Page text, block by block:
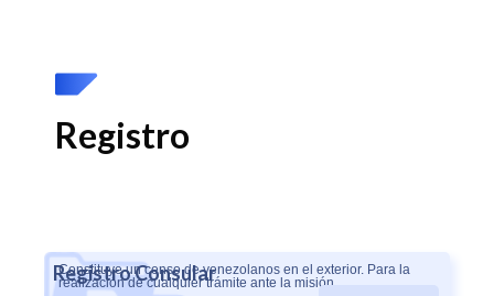
Registro
Registro Consular
Constituye un censo de venezolanos en el exterior. Para la
realización de cualquier trámite ante la misión.